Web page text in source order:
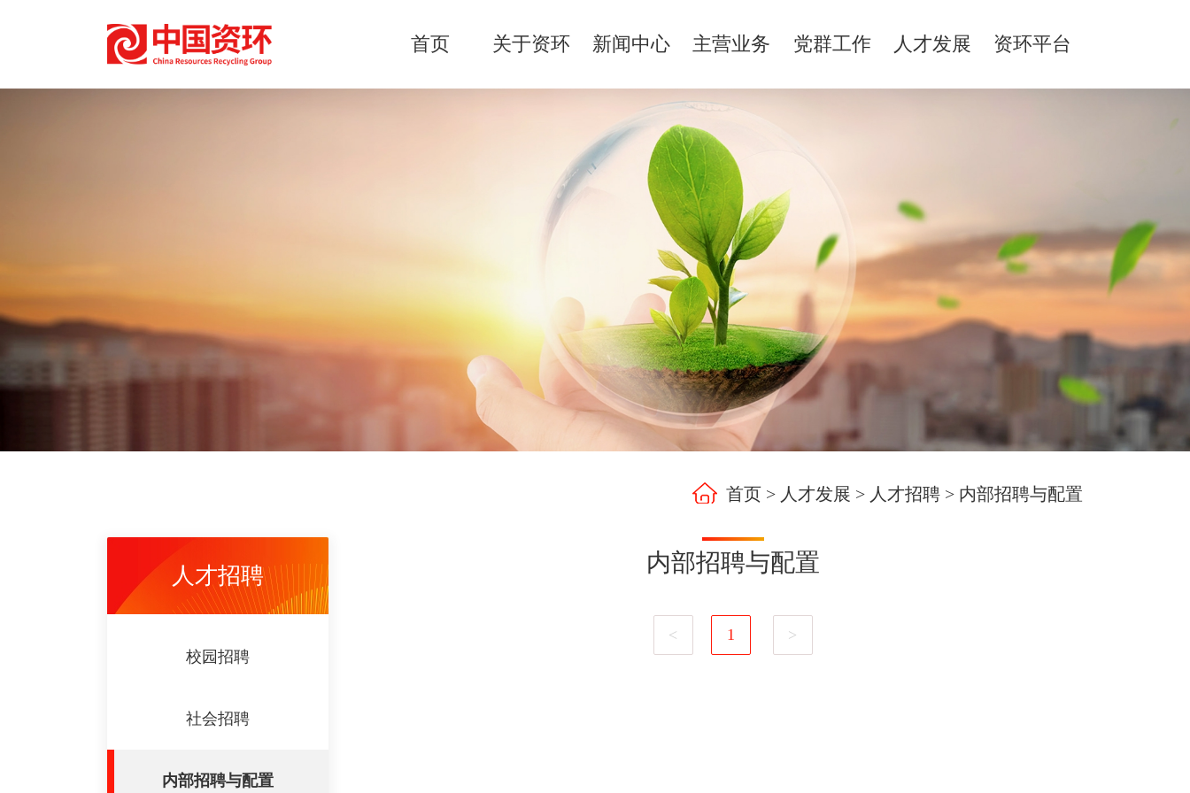
首页 关于资环 新闻中心 主营业务 党群工作 人才发展 资环平台
首页 > 人才发展 > 人才招聘 > 内部招聘与配置
人才招聘
校园招聘
社会招聘
内部招聘与配置
内部招聘与配置
< 1 >